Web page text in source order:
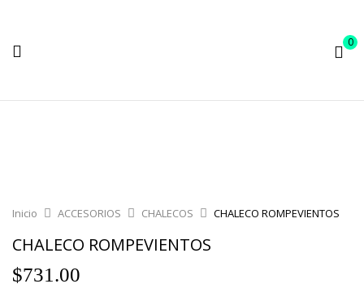
0
Inicio ACCESORIOS CHALECOS CHALECO ROMPEVIENTOS
CHALECO ROMPEVIENTOS
$731.00